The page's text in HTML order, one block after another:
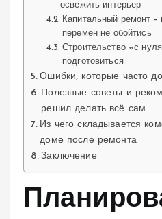
освежить интерьер
Капитальный ремонт –
перемен не обойтись
Строительство «с
подготовиться
Ошибки, которые часто
Полезные советы и
решил делать всё сам
Из чего складывается
доме после ремонта
Заключение